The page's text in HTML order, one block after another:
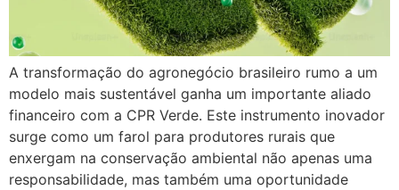
A transformação do agronegócio brasileiro rumo a um
modelo mais sustentável ganha um importante aliado
financeiro com a CPR Verde. Este instrumento inovador
surge como um farol para produtores rurais que
enxergam na conservação ambiental não apenas uma
responsabilidade, mas também uma oportunidade